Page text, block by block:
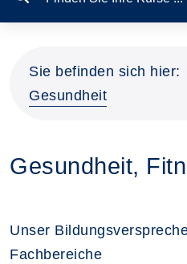
Sie befinden sich hier:
Gesundheit
Gesundheit,
Unser
Fachbereiche